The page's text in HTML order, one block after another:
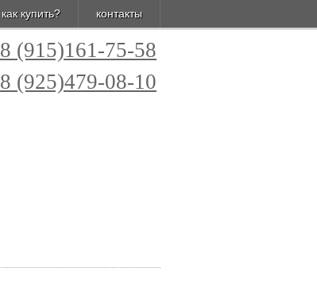
как купить? контакты
8 (915)161-75-58
8 (925)479-08-10